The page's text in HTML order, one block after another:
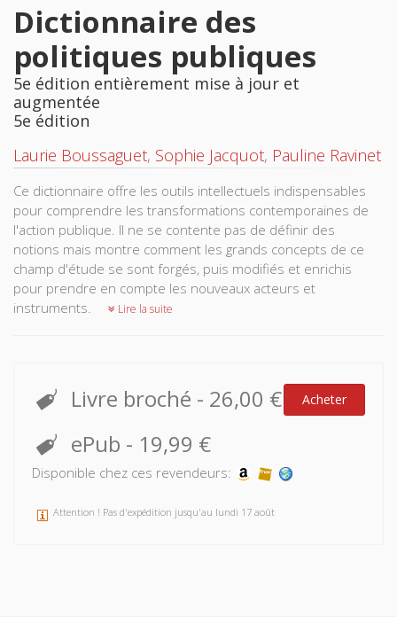
Dictionnaire des
politiques publiques
5e édition entièrement mise à jour et
augmentée
5e édition
Laurie Boussaguet, Sophie Jacquot, Pauline Ravinet
Ce dictionnaire offre les outils intellectuels indispensables
pour comprendre les transformations contemporaines de
l'action publique. Il ne se contente pas de définir des
notions mais montre comment les grands concepts de ce
champ d'étude se sont forgés, puis modifiés et enrichis
pour prendre en compte les nouveaux acteurs et
instruments.
Lire la suite
Livre broché - 26,00 € Acheter
ePub - 19,99 €
Disponible chez ces revendeurs:
Attention ! Pas d'expédition jusqu'au lundi 17 août